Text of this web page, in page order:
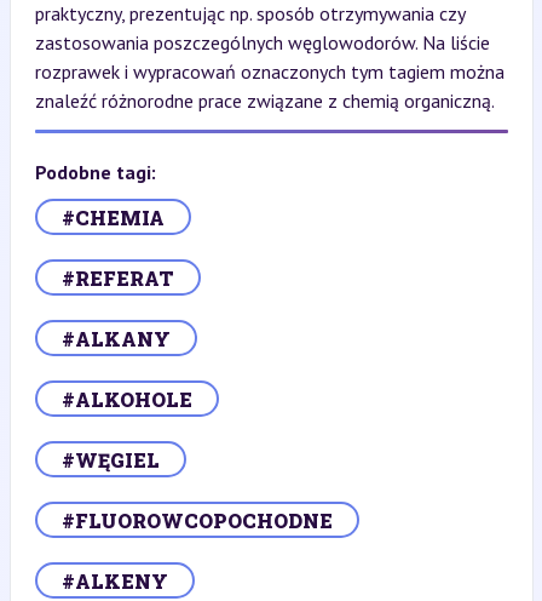
praktyczny, prezentując np. sposób otrzymywania czy
zastosowania poszczególnych węglowodorów. Na liście
rozprawek i wypracowań oznaczonych tym tagiem można
znaleźć różnorodne prace związane z chemią organiczną.
Podobne tagi:
#CHEMIA
#REFERAT
#ALKANY
#ALKOHOLE
#WĘGIEL
#FLUOROWCOPOCHODNE
#ALKENY